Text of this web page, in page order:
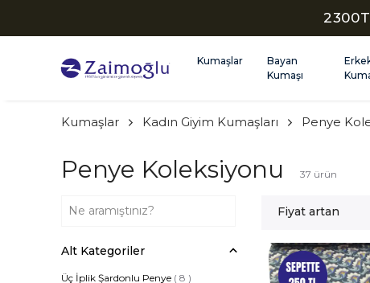
Kumaşlar
Bayan
Kumaşı
Kumaşlar Kadın Giyim Kumaşları Penye
Penye Koleksiyonu 37 ürün
Fiyat artan
Alt Kategoriler
Üç İplik Şardonlu Penye ( 8 )